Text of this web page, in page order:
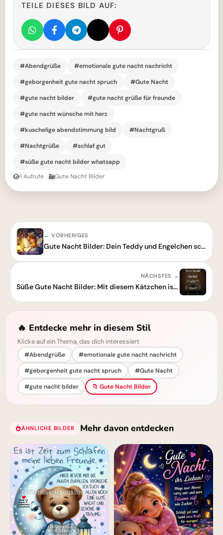
TEILE DIESES BILD AUF:
#Abendgrüße
#emotionale gute nacht nachricht
#geborgenheit gute nacht spruch
#Gute Nacht
#gute nacht bilder
#gute nacht grüße für freunde
#gute nacht wünsche mit herz
#kuschelige abendstimmung bild
#Nachtgruß
#Nachtgrüße
#schlaf gut
#süße gute nacht bilder whatsapp
1 Aufrufe · Gute Nacht Bilder
← VORHERIGES
Gute Nacht Bilder: Dein Teddy und Engelchen schicken dir süße Träume!
NÄCHSTES →
Süße Gute Nacht Bilder: Mit diesem Kätzchen ist der Tag beendet!
🔥 Entdecke mehr in diesem Stil
Klicke auf ein Thema, das dich interessiert
#Abendgrüße
#emotionale gute nacht nachricht
#geborgenheit gute nacht spruch
#Gute Nacht
#gute nacht bilder
📁 Gute Nacht Bilder
ÄHNLICHE BILDER Mehr davon entdecken